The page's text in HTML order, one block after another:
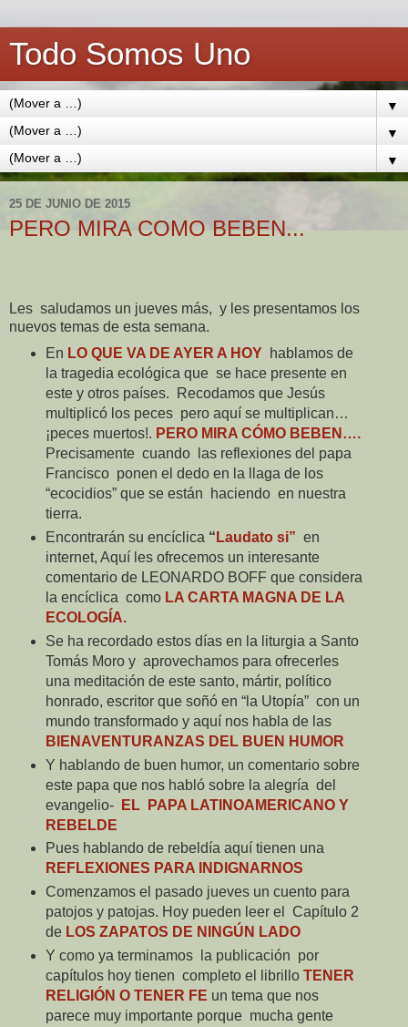
Todo Somos Uno
▼
▼
▼
25 DE JUNIO DE 2015
PERO MIRA COMO BEBEN...
Les saludamos un jueves más, y les presentamos los
nuevos temas de esta semana.
En LO QUE VA DE AYER A HOY
hablamos de
la tragedia ecológica que se hace presente en
este y otros países.
Recodamos que Jesús
multiplicó los peces pero aquí se multiplican…
¡peces muertos!. PERO MIRA CÓMO BEBEN….
Precisamente cuando
las reflexiones del papa
Francisco ponen el dedo en la llaga de los
“ecocidios” que se están
haciendo en nuestra
tierra.
Encontrarán su encíclica “ Laudato si” en
internet, Aquí les ofrecemos un interesante
comentario de LEONARDO BOFF que considera
la encíclica como LA CARTA MAGNA DE LA
ECOLOGÍA.
Se ha recordado estos días en la liturgia a Santo
Tomás Moro y aprovechamos para ofrecerles
una meditación de este santo, mártir, político
honrado, escritor que soñó en “la Utopía” con un
mundo transformado y aquí nos habla de las
BIENAVENTURANZAS DEL BUEN HUMOR
Y hablando de buen humor, un comentario sobre
este papa que nos habló sobre la alegría del
evangelio-
EL
PAPA LATINOAMERICANO Y
REBELDE
Pues hablando de rebeldía aquí tienen una
REFLEXIONES PARA INDIGNARNOS
Comenzamos el pasado jueves un cuento para
patojos y patojas. Hoy pueden leer el
Capítulo 2
de LOS ZAPATOS DE NINGÚN LADO
Y como ya terminamos
la publicación por
capítulos hoy tienen completo el librillo TENER
RELIGIÓN O TENER FE un tema que nos
parece muy importante porque mucha gente